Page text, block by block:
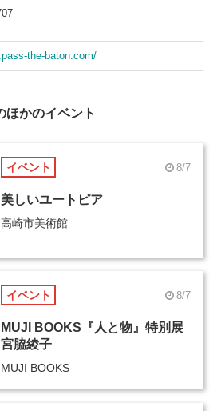
the-baton.com/
ほかのイベント
イベント 8/7
美しいユートピア
高崎市美術館
イベント 8/7
MUJI BOOKS『人と物』特別展
宮脇綾子
MUJI BOOKS